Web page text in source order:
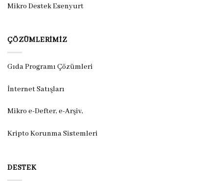
Mikro Destek Esenyurt
ÇÖZÜMLERIMIZ
Gıda Programı Çözümleri
İnternet Satışları
Mikro e-Defter, e-Arşiv,
Kripto Korunma Sistemleri
DESTEK